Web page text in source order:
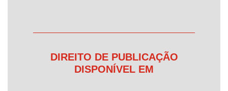
DIREITO DE PUBLICAÇÃO
DISPONÍVEL EM